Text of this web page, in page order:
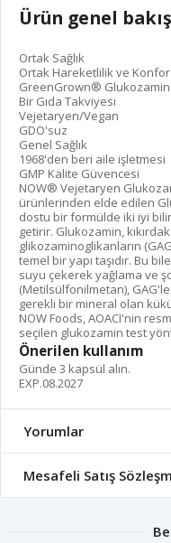
Ürün genel
Ortak Sağlık
Ortak Hareketlilik ve Konfor
GreenGrown® Glukozamin
Bir Gıda Takviyesi
Vejetaryen/Vegan
GDO'suz
Genel Sağlık
1968'den beri aile işletmesi
GMP Kalite Güvencesi
NOW® Vejetaryen
ürünlerinden elde edilen
dostu bir formülde iki iyi
getirir. Glukozamin,
glikozaminoglikanların
temel bir yapı taşıdır. Bu
suyu çekerek yağlama ve
(Metilsülfonilmetan),
gerekli bir mineral olan
NOW Foods, AOACI'nin
seçilen glukozamin test
Önerilen kullanım
Günde 3 kapsül alın.
EXP.08.2027
Yorumlar
Mesafeli Satış